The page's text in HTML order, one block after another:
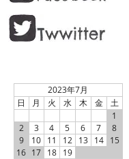
2023年7月
日
月 火 水 木 金
土
1
2
3 4 5 6 7
8
9
10 11 12 13 14 15
16 17 18 19